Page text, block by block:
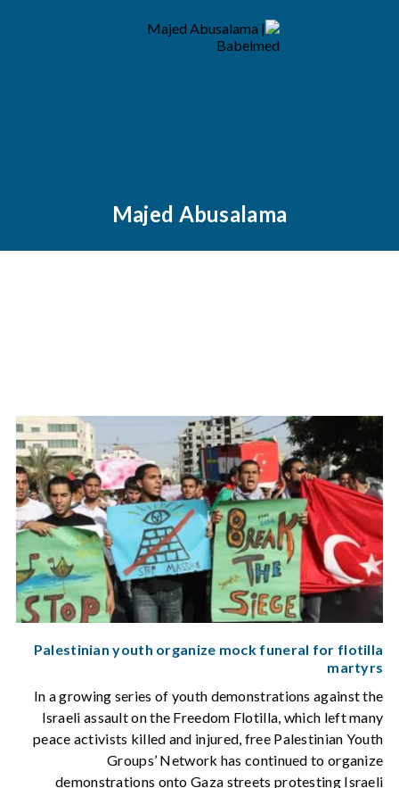
Majed Abusalama
Palestinian youth organize mock funeral for flotilla
martyrs
In a growing series of youth demonstrations against the
Israeli assault on the Freedom Flotilla, which left many
peace activists killed and injured, free Palestinian Youth
Groups’ Network has continued to organize
demonstrations onto Gaza streets protesting Israeli